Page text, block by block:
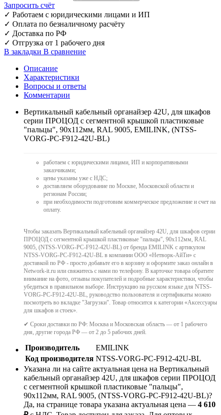
Запросить счёт
✓ Работаем с юридическими лицами и ИП
✓ Оплата по безналичному расчёту
✓ Доставка по РФ
✓ Отгрузка от 1 рабочего дня
В закладки В сравнение
Описание
Характеристики
Вопросы и ответы
Комментарии
Вертикальный кабельный органайзер 42U, для шкафов
серии ПРОЦОД с сегментной крышкой пластиковые
"пальцы", 90x112мм, RAL 9005, EMILINK, (NTSS-
VORG-PC-F912-42U-BL)
работаем с юридическими лицами, ИП и корпоративными
заказчиками;
цены указаны уже с НДС;
доставляем оборудование по Москве, Московской области и
регионам России;
при необходимости подготовим коммерческое предложение и счет на
оплату.
Чтобы заказать Вертикальный кабельный органайзер 42U, для шкафов серии
ПРОЦОД с сегментной крышкой пластиковые "пальцы", 90x112мм, RAL
9005, (NTSS-VORG-PC-F912-42U-BL) от бренда EMILINK с артикулом
NTSS-VORG-PC-F912-42U-BL в компании ООО «Нетворк-АйТи» с
доставкой по РФ - просто добавьте его в корзину и оформите заказ онлайн в
Network-it.ru или свяжитесь с нами по телефону. В карточке товара обратите
внимание на фото, отзывы покупателей и подробные характеристики, чтобы
убедиться в правильном выборе. Инструкцию на русском языке для NTSS-
VORG-PC-F912-42U-BL, руководство пользователя и сертификаты можно
посмотреть во вкладке "Загрузки". Товар относится к категории «Аксессуары
для шкафов и стоек».
✔ Сроки доставки по РФ: Москва и Московская область — от 1 рабочего
дня, другие города РФ — от 2 до 5 рабочих дней.
Производитель
EMILINK
Код производителя NTSS-VORG-PC-F912-42U-BL
Указана ли на сайте актуальная цена на Вертикальный
кабельный органайзер 42U, для шкафов серии ПРОЦОД
с сегментной крышкой пластиковые "пальцы",
90x112мм, RAL 9005, (NTSS-VORG-PC-F912-42U-BL)?
Да, на странице товара указана актуальная цена — 4 610